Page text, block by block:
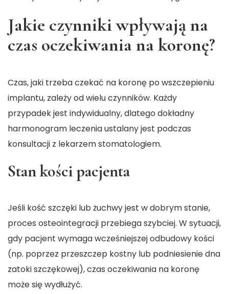
Jakie czynniki wpływają na
czas oczekiwania na koronę?
Czas, jaki trzeba czekać na koronę po wszczepieniu
implantu, zależy od wielu czynników. Każdy
przypadek jest indywidualny, dlatego dokładny
harmonogram leczenia ustalany jest podczas
konsultacji z lekarzem stomatologiem.
Stan kości pacjenta
Jeśli kość szczęki lub żuchwy jest w dobrym stanie,
proces osteointegracji przebiega szybciej. W sytuacji,
gdy pacjent wymaga wcześniejszej odbudowy kości
(np. poprzez przeszczep kostny lub podniesienie dna
zatoki szczękowej), czas oczekiwania na koronę
może się wydłużyć.